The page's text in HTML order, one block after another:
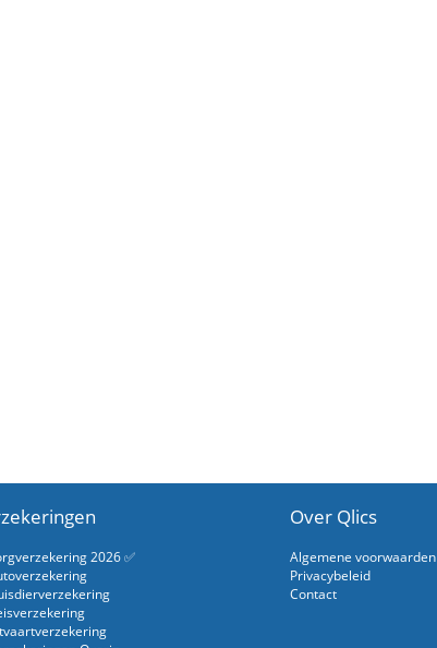
2026 ✅
Over Qlics
Algemene voorwaarden
Privacybeleid
Contact